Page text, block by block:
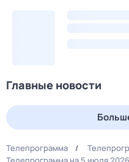
Главные новости
Телепрограмма